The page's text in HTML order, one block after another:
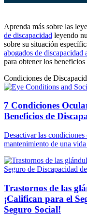
Aprenda más sobre las
de discapacidad leyendo
sobre su situación
abogados de discapacidad
para obtener los beneficios
Condiciones de
7 Condiciones
Beneficios de
Desactivar las
mantenimiento de una
Trastornos de las
¡Califican para el
Seguro Social!